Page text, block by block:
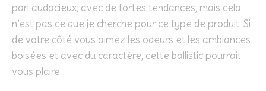
pari audacieux, avec de fortes tendances, mais cela
n’est pas ce que je cherche pour ce type de produit. Si
de votre côté vous aimez les odeurs et les ambiances
boisées et avec du caractère, cette ballistic pourrait
vous plaire.